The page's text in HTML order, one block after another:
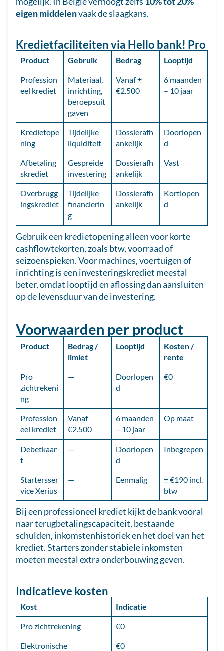
eigen middelenvaak de slaagkans.
Kredietfaciliteiten via Hello bank! Pro
Product Gebruik Bedrag Looptijd
Profession
eel krediet
Materiaal,
inrichting,
beroepsuit
gaven
Vanaf ±
€2.500
6 maanden
– 10 jaar
Kredietope
ning
Tijdelijke
liquiditeit
Dossierafh
ankelijk
Doorlopen
d
Afbetaling
skrediet
Gespreide
investering
Dossierafh
ankelijk
Vast
Overbrugg
ingskrediet
Tijdelijke
financierin
g
Dossierafh
ankelijk
Kortlopen
d
Gebruik een kredietopening alleen voor korte
cashflowtekorten, zoals btw, voorraad of
seizoenspieken. Voor machines, voertuigen of
inrichting is een investeringskrediet meestal
beter, omdat looptijd en aflossing dan aansluiten
op de levensduur van de investering.
Voorwaarden per product
Product
Bedrag /
limiet
Looptijd
Kosten /
rente
Pro
zichtrekeni
ng
—
Doorlopen
d
€0
Profession
eel krediet
Vanaf
€2.500
6 maanden
– 10 jaar
Op maat
Debetkaar
t
—
Doorlopen
d
Inbegrepen
Startersser
vice Xerius
— Eenmalig
± €190 incl.
btw
Bij een professioneel krediet kijkt de bank vooral
naar terugbetalingscapaciteit, bestaande
schulden, inkomstenhistoriek en het doel van het
krediet. Starters zonder stabiele inkomsten
moeten meestal extra onderbouwing geven.
Indicatieve kosten
Kost Indicatie
Pro zichtrekening €0
Elektronische
€0